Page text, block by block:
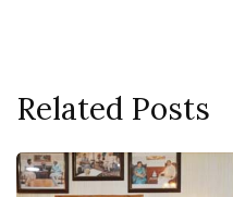
Related Posts